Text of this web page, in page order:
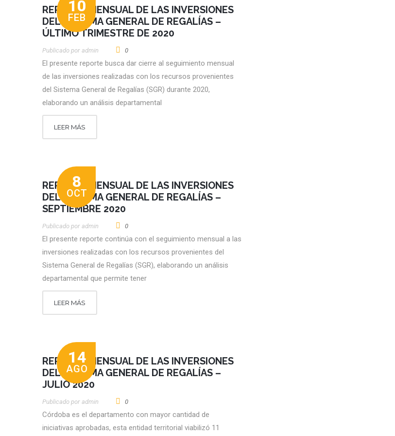
10
FEB
REPORTE MENSUAL DE LAS INVERSIONES
DEL SISTEMA GENERAL DE REGALÍAS –
ÚLTIMO TRIMESTRE DE 2020
Publicado por Admin 0
El presente reporte busca dar cierre al seguimiento mensual
de las inversiones realizadas con los recursos provenientes
del Sistema General de Regalías (SGR) durante 2020,
elaborando un análisis departamental
LEER MÁS
8
OCT
REPORTE MENSUAL DE LAS INVERSIONES
DEL SISTEMA GENERAL DE REGALÍAS –
SEPTIEMBRE 2020
Publicado por Admin 0
El presente reporte continúa con el seguimiento mensual a las
inversiones realizadas con los recursos provenientes del
Sistema General de Regalías (SGR), elaborando un análisis
departamental que permite tener
LEER MÁS
14
AGO
REPORTE MENSUAL DE LAS INVERSIONES
DEL SISTEMA GENERAL DE REGALÍAS –
JULIO 2020
Publicado por Admin 0
Córdoba es el departamento con mayor cantidad de
iniciativas aprobadas, esta entidad territorial viabilizó 11